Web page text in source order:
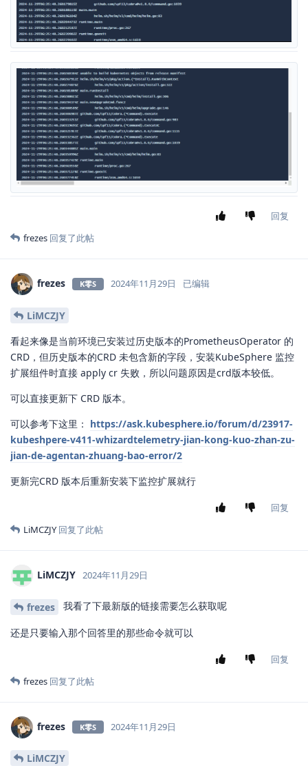
回复
frezes 回复了此帖
frezes K零S 2024年11月29日 已编辑
LiMCZJY
看起来像是当前环境已安装过历史版本的PrometheusOperator 的
CRD，但历史版本的CRD 未包含新的字段，安装KubeSphere 监控
扩展组件时直接 apply cr 失败，所以问题原因是crd版本较低。
可以直接更新下 CRD 版本。
可以参考下这里： https://ask.kubesphere.io/forum/d/23917-
kubeshpere-v411-whizardtelemetry-jian-kong-kuo-zhan-zu-
jian-de-agentan-zhuang-bao-error/2
更新完CRD 版本后重新安装下监控扩展就行
回复
LiMCZJY回复了此帖
LiMCZJY 2024年11月29日
frezes 我看了下最新版的链接需要怎么获取呢
还是只要输入那个回答里的那些命令就可以
回复
frezes 回复了此帖
frezes K零S 2024年11月29日
LiMCZJY